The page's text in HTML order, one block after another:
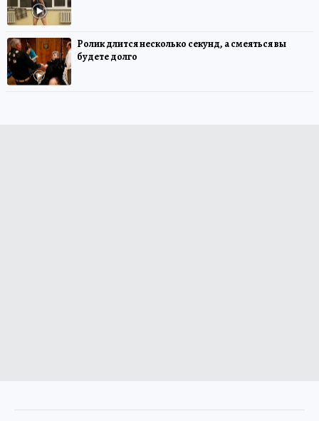
Ролик длится несколько секунд, а смеяться вы
будете долго